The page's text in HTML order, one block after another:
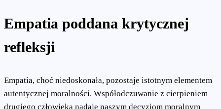
Empatia poddana krytycznej
refleksji
Empatia, choć niedoskonała, pozostaje istotnym elementem
autentycznej moralności. Współodczuwanie z cierpieniem
drugiego człowieka nadaje naszym decyzjom moralnym